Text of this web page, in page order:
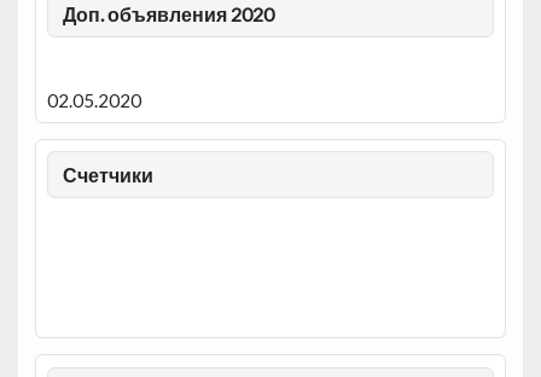
Доп. объявления 2020
02.05.2020
Счетчики